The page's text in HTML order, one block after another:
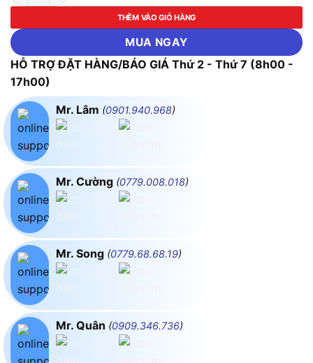
THÊM VÀO GIỎ HÀNG
MUA NGAY
HỖ TRỢ ĐẶT HÀNG/BÁO GIÁ Thứ 2 - Thứ 7 (8h00 -
17h00)
Mr. Lâm (0901.940.968)
Mr. Cường (0779.008.018)
Mr. Song (0779.68.68.19)
Mr. Quân (0909.346.736)